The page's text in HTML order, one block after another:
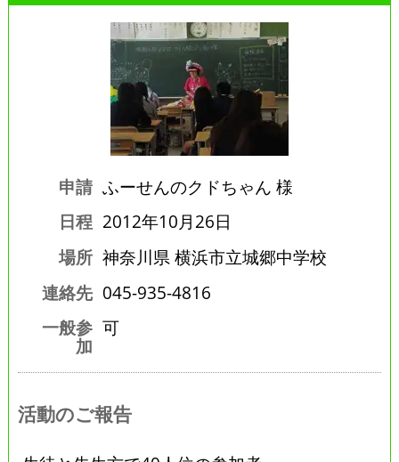
申請 ふーせんのクドちゃん 様
日程 2012年10月26日
場所 神奈川県 横浜市立城郷中学校
連絡先 045-935-4816
一般参
加
可
活動のご報告